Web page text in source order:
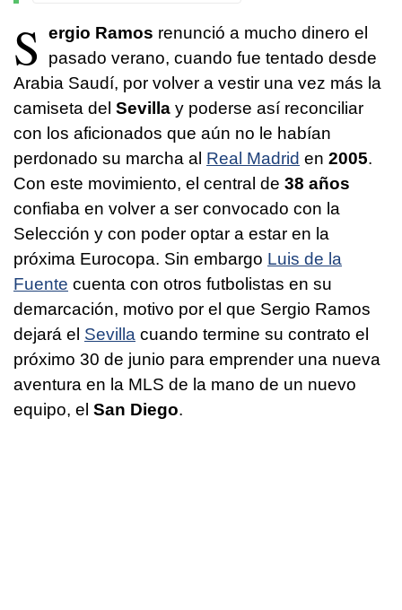
S ergio Ramos renunció a mucho dinero el
pasado verano, cuando fue tentado desde
Arabia Saudí, por volver a vestir una vez más la
camiseta del Sevilla y poderse así reconciliar
con los aficionados que aún no le habían
perdonado su marcha al Real Madrid en 2005.
Con este movimiento, el central de 38 años
confiaba en volver a ser convocado con la
Selección y con poder optar a estar en la
próxima Eurocopa. Sin embargo Luis de la
Fuente cuenta con otros futbolistas en su
demarcación, motivo por el que Sergio Ramos
dejará el Sevilla cuando termine su contrato el
próximo 30 de junio para emprender una nueva
aventura en la MLS de la mano de un nuevo
equipo, el San Diego.